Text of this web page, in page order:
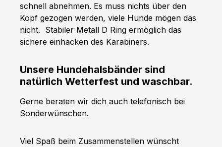
schnell abnehmen. Es muss nichts über den
Kopf gezogen werden, viele Hunde mögen das
nicht. Stabiler Metall D Ring ermöglich das
sichere einhacken des Karabiners.
Unsere Hundehalsbänder sind
natürlich Wetterfest und waschbar.
Gerne beraten wir dich auch telefonisch bei
Sonderwünschen.
Viel Spaß beim Zusammenstellen wünscht